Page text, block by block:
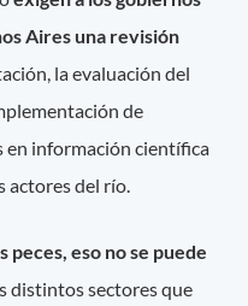
Aires una revisión
la evaluación del
de
en información científica
actores del río.
peces, eso no se puede
distintos sectores que